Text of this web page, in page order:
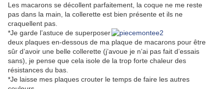
Les macarons se décollent parfaitement, la coque ne me reste
pas dans la main, la collerette est bien présente et ils ne
craquellent pas.
*Je garde l’astuce de superposer
deux plaques en-dessous de ma plaque de macarons pour être
sûr d’avoir une belle collerette (j’avoue je n’ai pas fait d’essais
sans), je pense que cela isole de la trop forte chaleur des
résistances du bas.
*Je laisse mes plaques crouter le temps de faire les autres